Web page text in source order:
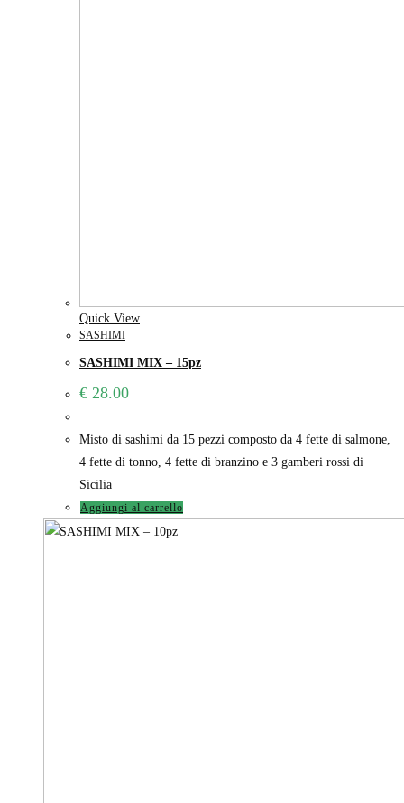
Quick View
SASHIMI
SASHIMI MIX – 15pz
€ 28.00
Misto di sashimi da 15 pezzi composto da 4 fette di salmone,
4 fette di tonno, 4 fette di branzino e 3 gamberi rossi di
Sicilia
Aggiungi al carrello